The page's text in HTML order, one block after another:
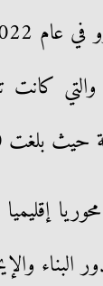
قد تضاعفت مقارنة
500 مليون يورو.
البناء